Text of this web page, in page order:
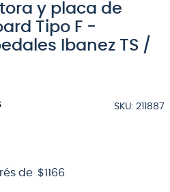
y placa de
Tipo F -
Ibanez TS /
SKU: 211887
de $1166